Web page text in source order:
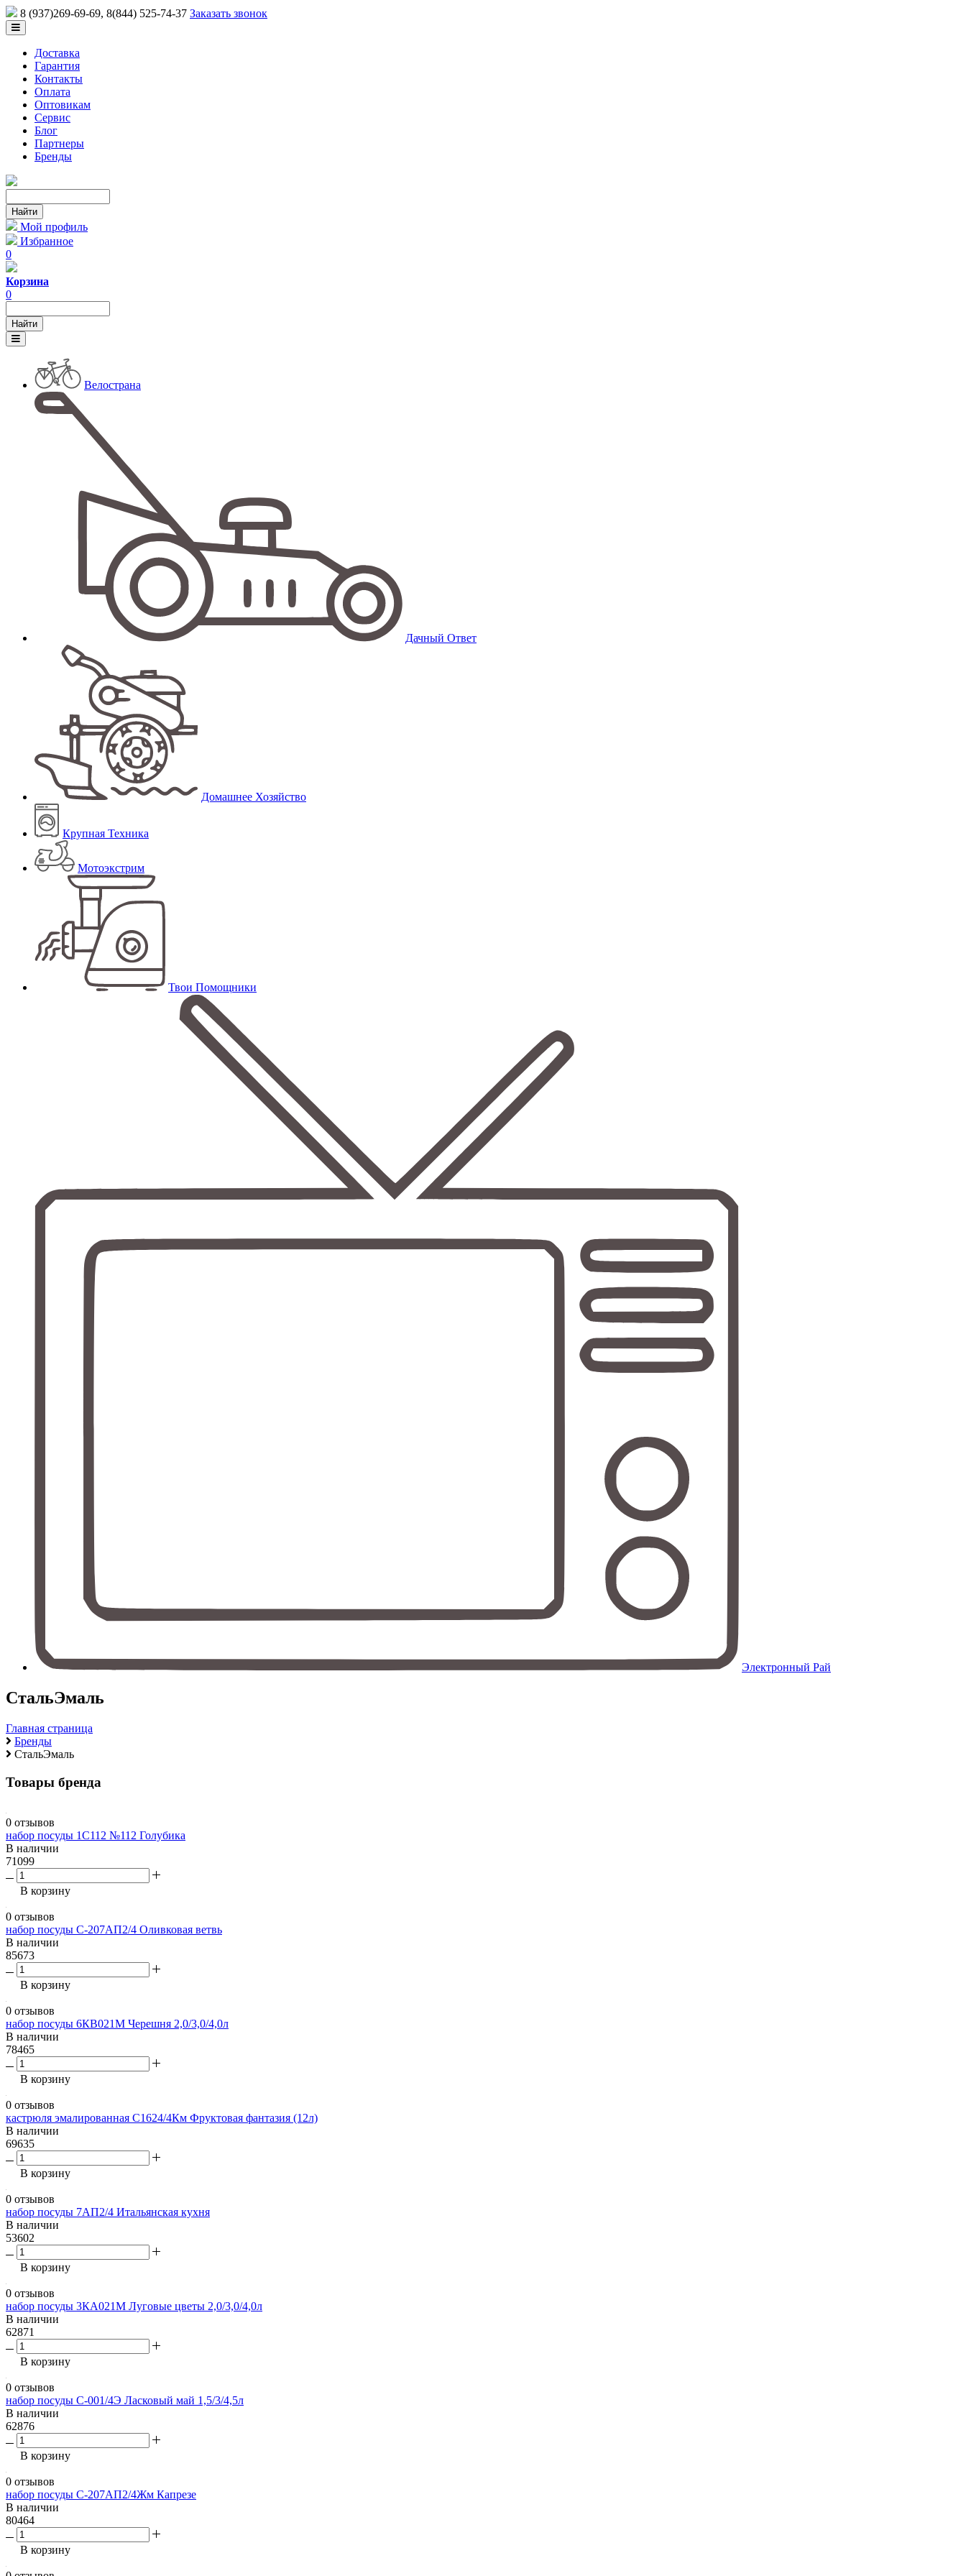
8 (937)269-69-69, 8(844) 525-74-37 Заказать звонок
Доставка
Гарантия
Контакты
Оплата
Оптовикам
Сервис
Блог
Партнеры
Бренды
Мой профиль
Избранное
0
Корзина
0
Велострана
Дачный Ответ
Домашнее Хозяйство
Крупная Техника
Мотоэкстрим
Твои Помощники
Электронный Рай
СтальЭмаль
Главная страница
Бренды
СтальЭмаль
Товары бренда
0 отзывов
набор посуды 1С112 №112 Голубика
В наличии
71099
В корзину
0 отзывов
набор посуды С-207АП2/4 Оливковая ветвь
В наличии
85673
В корзину
0 отзывов
набор посуды 6КВ021М Черешня 2,0/3,0/4,0л
В наличии
78465
В корзину
0 отзывов
кастрюля эмалированная С1624/4Км Фруктовая фантазия (12л)
В наличии
69635
В корзину
0 отзывов
набор посуды 7АП2/4 Итальянская кухня
В наличии
53602
В корзину
0 отзывов
набор посуды 3КА021М Луговые цветы 2,0/3,0/4,0л
В наличии
62871
В корзину
0 отзывов
набор посуды С-001/4Э Ласковый май 1,5/3/4,5л
В наличии
62876
В корзину
0 отзывов
набор посуды С-207АП2/4Жм Капрезе
В наличии
80464
В корзину